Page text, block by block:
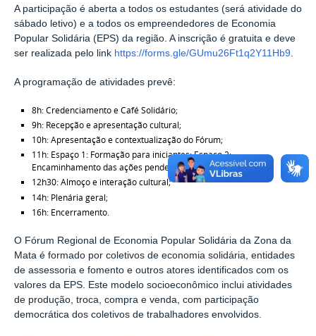
A participação é aberta a todos os estudantes (será atividade do
sábado letivo) e a todos os empreendedores de Economia
Popular Solidária (EPS) da região. A inscrição é gratuita e deve
ser realizada pelo link https://forms.gle/GUmu26Ft1q2Y11Hb9
A programação de atividades prevê:
8h: Credenciamento e Café Solidário;
9h: Recepção e apresentação cultural;
10h: Apresentação e contextualização do Fórum;
11h: Espaço 1: Formação para iniciantes; Espaço 2:
Encaminhamento das ações pendentes do Fórum;
12h30: Almoço e interação cultural;
14h: Plenária geral;
16h: Encerramento.
O Fórum Regional de Economia Popular Solidária da Zona da
Mata é formado por coletivos de economia solidária, entidades
de assessoria e fomento e outros atores identificados com os
valores da EPS. Este modelo socioeconômico inclui atividades
de produção, troca, compra e venda, com participação
democrática dos coletivos de trabalhadores envolvidos.